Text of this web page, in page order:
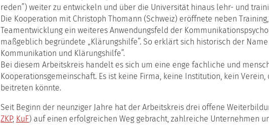
Coaching-
Plattform
Sommervorlesung
reden”) weiter zu entwickeln und über die Universität hinaus lehr- und
Die Kooperation mit Christoph Thomann (Schweiz) eröffnete neben Training,
Teamentwicklung ein weiteres Anwendungsfeld der
maßgeblich begründete „Klärungshilfe”. So erklärt sich historisch der Name
Kommunikation und Klärungshilfe”.
Bei diesem Arbeitskreis handelt es sich um eine enge fachliche und
Kooperationsgemeinschaft. Es ist keine Firma, keine Institution, kein Verein,
beitreten könnte.
Seit Beginn der neunziger Jahre hat der Arbeitskreis drei offene
ZKP, KuF) auf einen erfolgreichen Weg gebracht, zahlreiche Unternehmen